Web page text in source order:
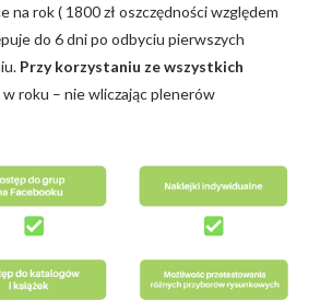
rok ( 1800 zł oszczędności względem
do 6 dni po odbyciu pierwszych
Przy korzystaniu ze wszystkich
roku – nie wliczając plenerów